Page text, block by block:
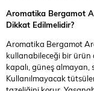
Aromatika Bergamot
Dikkat Edilmelidir?
Aromatika Bergamot
kullanabileceği bir ürün
kapalı, güneş almayan,
Kullanılmayacak